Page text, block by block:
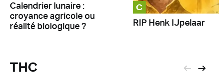
Calendrier lunaire :
croyance agricole ou
réalité biologique ?
C
RIP Henk IJpelaar
THC